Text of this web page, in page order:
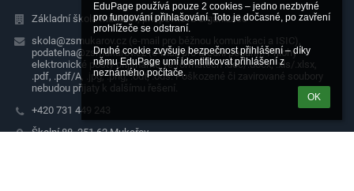
EduPage používá pouze 2 cookies – jedno nezbytné
pro fungování přihlašování. Toto je dočasné, po zavření
prohlížeče se odstraní.
Druhé cookie zvyšuje bezpečnost přihlášení – díky
němu EduPage umí identifikovat přihlášení z
neznámého počítače.
OK
Základní škola Mukařov, příspěvková organizace
skola@zsmukarov.cz (e-mail pro běžnou komunikaci a ISIC),
podatelna@zsmukarov.cz (e-mail pro úřední podání). Přílohy
elektronické pošty přijímáme ve formátech .doc/.docx, .xls/.xlsx,
.pdf, .pdf/A, .jpg, .png, .odt, .ods. Poškozené či zavirované soubory
nebudou přijaty k dalšímu řešení.
+420 731 449 243
Školní 88, 251 62 Mukařov